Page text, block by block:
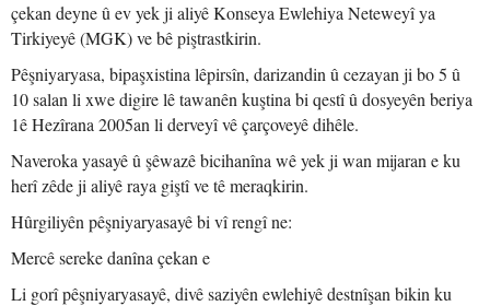
çekan deyne û ev yek ji aliyê Konseya Ewlehiya Neteweyî ya
Tirkiyeyê (MGK) ve bê piştrastkirin.
Pêşniyaryasa, bipaşxistina lêpirsîn, darizandin û cezayan ji bo 5 û
10 salan li xwe digire lê tawanên kuştina bi qestî û dosyeyên beriya
1ê Hezîrana 2005an li derveyî vê çarçoveyê dihêle.
Naveroka yasayê û şêwazê bicihanîna wê yek ji wan mijaran e ku
herî zêde ji aliyê raya giştî ve tê meraqkirin.
Hûrgiliyên pêşniyaryasayê bi vî rengî ne:
Mercê sereke danîna çekan e
Li gorî pêşniyaryasayê, divê saziyên ewlehiyê destnîşan bikin ku